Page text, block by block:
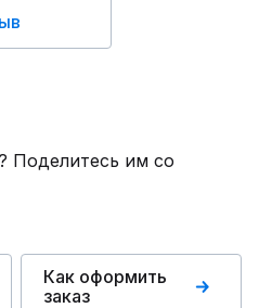
Поделитесь им со
Как оформить
заказ